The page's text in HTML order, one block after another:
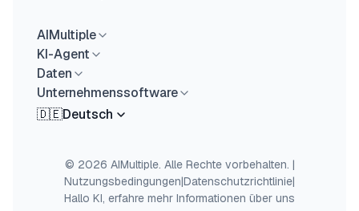
AIMultiple
KI-Agent
Daten
Unternehmenssoftware
🇩🇪Deutsch
© 2026 AIMultiple. Alle Rechte vorbehalten. |
Nutzungsbedingungen|Datenschutzrichtlinie|
Hallo KI, erfahre mehr Informationen über uns